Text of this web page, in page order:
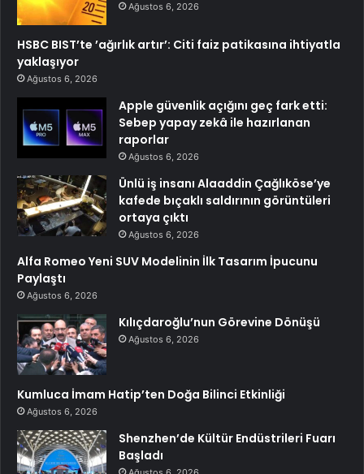
Ağustos 6, 2026
HSBC BIST’te ’ağırlık artır’: Citi faiz patikasına ihtiyatla
yaklaşıyor
Ağustos 6, 2026
Apple güvenlik açığını geç fark etti:
Sebep yapay zekâ ile hazırlanan
raporlar
Ağustos 6, 2026
Ünlü iş insanı Alaaddin Çağlıköse’ye
kafede bıçaklı saldırının görüntüleri
ortaya çıktı
Ağustos 6, 2026
Alfa Romeo Yeni SUV Modelinin İlk Tasarım İpucunu
Paylaştı
Ağustos 6, 2026
Kılıçdaroğlu’nun Görevine Dönüşü
Ağustos 6, 2026
Kumluca İmam Hatip’ten Doğa Bilinci Etkinliği
Ağustos 6, 2026
Shenzhen’de Kültür Endüstrileri Fuarı
Başladı